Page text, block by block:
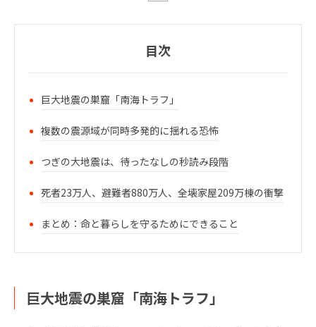
目次
巨大地震の巣窟「南海トラフ」
複数の震源域が同時多発的に揺れる恐怖
つぎの大地震は、待ったなしの秒読み段階
死者23万人、避難者880万人、全壊家屋209万棟の衝撃
まとめ：命と暮らしを守るためにできること
巨大地震の巣窟「南海トラフ」